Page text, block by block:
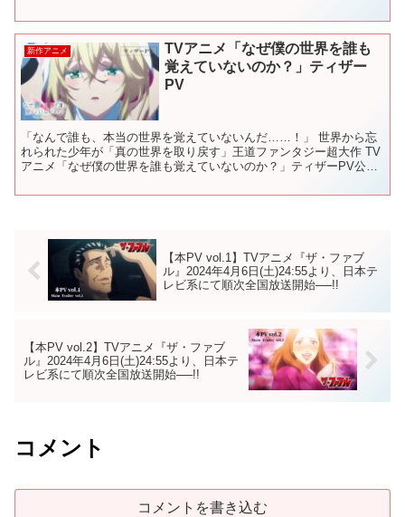
新作アニメ
TVアニメ「なぜ僕の世界を誰も
覚えていないのか？」ティザー
PV
「なんで誰も、本当の世界を覚えていないんだ……！」 世界から忘
れられた少年が「真の世界を取り戻す」王道ファンタジー超大作 TV
アニメ「なぜ僕の世界を誰も覚えていないのか？」ティザーPV公
【本PV vol.1】TVアニメ『ザ・ファブ
ル』2024年4月6日(土)24:55より、日本テ
レビ系にて順次全国放送開始──!!
【本PV vol.2】TVアニメ『ザ・ファブ
ル』2024年4月6日(土)24:55より、日本テ
レビ系にて順次全国放送開始──!!
コメント
コメントを書き込む